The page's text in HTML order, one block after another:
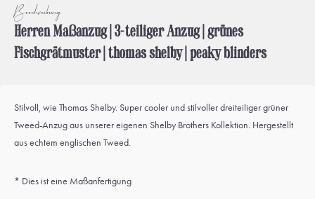
Beschreibung
Herren Maßanzug | 3-teiliger Anzug | grünes
Fischgrätmuster | thomas shelby | peaky blinders
Stilvoll, wie Thomas Shelby. Super cooler und stilvoller dreiteiliger grüner
Tweed-Anzug aus unserer eigenen Shelby Brothers Kollektion. Hergestellt
aus echtem englischen Tweed.
* Dies ist eine Maßanfertigung